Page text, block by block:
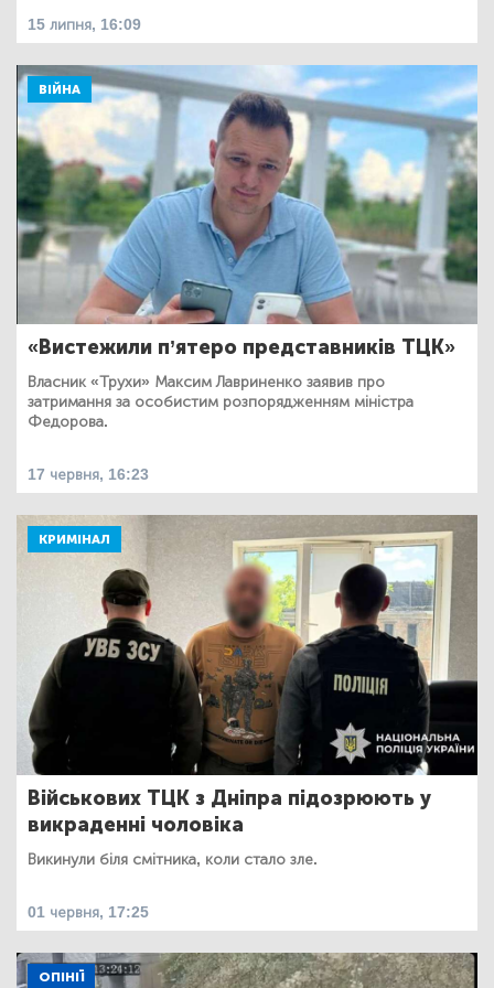
15 липня, 16:09
ВІЙНА
«Вистежили п’ятеро представників ТЦК»
Власник «Трухи» Максим Лавриненко заявив про
затримання за особистим розпорядженням міністра
Федорова.
17 червня, 16:23
КРИМІНАЛ
Військових ТЦК з Дніпра підозрюють у
викраденні чоловіка
Викинули біля смітника, коли стало зле.
01 червня, 17:25
ОПІНІЇ